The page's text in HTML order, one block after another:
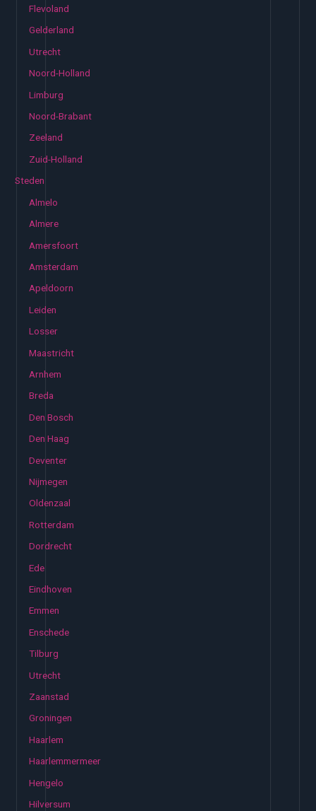
Flevoland
Gelderland
Utrecht
Noord-Holland
Limburg
Noord-Brabant
Zeeland
Zuid-Holland
Steden
Almelo
Almere
Amersfoort
Amsterdam
Apeldoorn
Leiden
Losser
Maastricht
Arnhem
Breda
Den Bosch
Den Haag
Deventer
Nijmegen
Oldenzaal
Rotterdam
Dordrecht
Ede
Eindhoven
Emmen
Enschede
Tilburg
Utrecht
Zaanstad
Groningen
Haarlem
Haarlemmermeer
Hengelo
Hilversum